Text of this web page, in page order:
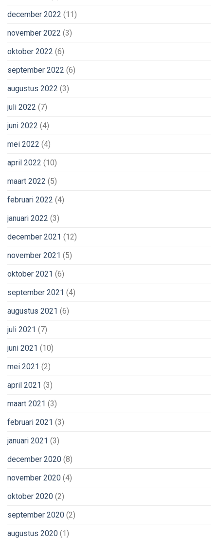
december 2022 (11)
november 2022 (3)
oktober 2022 (6)
september 2022 (6)
augustus 2022 (3)
juli 2022 (7)
juni 2022 (4)
mei 2022 (4)
april 2022 (10)
maart 2022 (5)
februari 2022 (4)
januari 2022 (3)
december 2021 (12)
november 2021 (5)
oktober 2021 (6)
september 2021 (4)
augustus 2021 (6)
juli 2021 (7)
juni 2021 (10)
mei 2021 (2)
april 2021 (3)
maart 2021 (3)
februari 2021 (3)
januari 2021 (3)
december 2020 (8)
november 2020 (4)
oktober 2020 (2)
september 2020 (2)
augustus 2020 (1)